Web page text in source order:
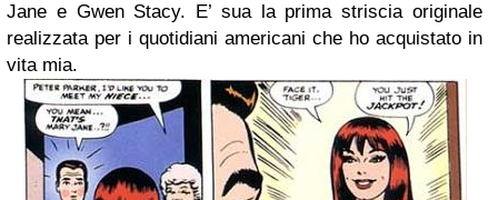
Jane e Gwen Stacy. E’ sua la prima striscia originale
realizzata per i quotidiani americani che ho acquistato in
vita mia.